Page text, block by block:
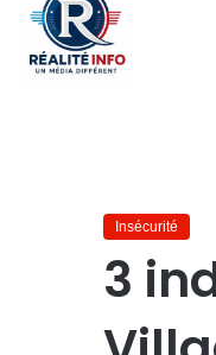
French
Insécurité
3